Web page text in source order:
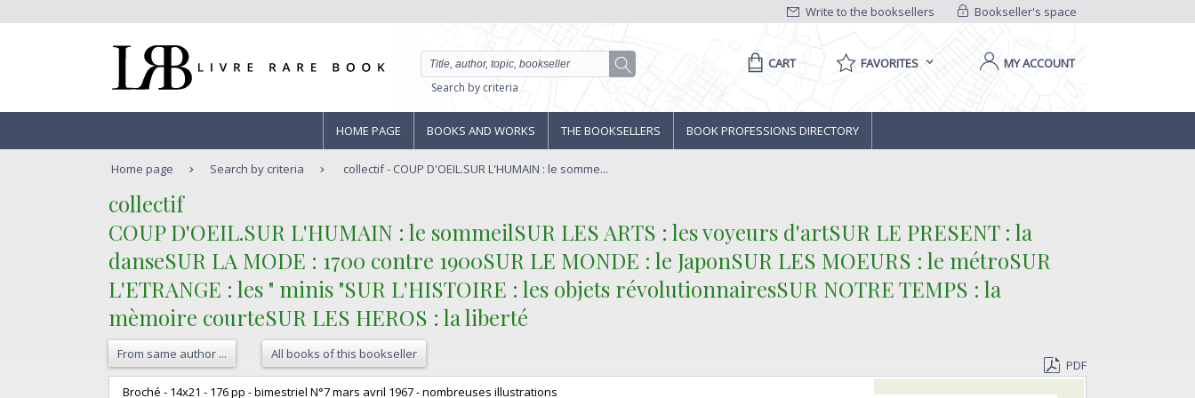
Bookseller's space
Write to the booksellers
Search by criteria
CART FAVORITES MY ACCOUNT
HOME PAGE BOOKS AND WORKS THE BOOKSELLERS BOOK PROFESSIONS DIRECTORY
Home page Search by criteria collectif - COUP D'OEIL.SUR L'HUMAIN : le somme...
‎collectif‎
‎COUP D'OEIL.SUR L'HUMAIN : le sommeilSUR LES ARTS : les voyeurs d'artSUR LE PRESENT : la
danseSUR LA MODE : 1700 contre 1900SUR LE MONDE : le JaponSUR LES MOEURS : le métroSUR
L'ETRANGE : les " minis "SUR L'HISTOIRE : les objets révolutionnairesSUR NOTRE TEMPS : la
mèmoire courteSUR LES HEROS : la liberté‎
From same author ... All books of this bookseller
PDF
‎ Broché - 14x21 - 176 pp - bimestriel N°7 mars avril 1967 - nombreuses illustrations‎